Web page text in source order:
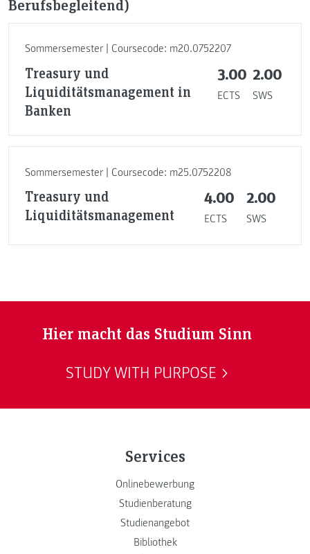
Berufsbegleitend)
Sommersemester | Coursecode: m20.0752207
Treasury und
Liquiditätsmanagement in
Banken
3.00
ECTS
2.00
SWS
Sommersemester | Coursecode: m25.0752208
Treasury und
Liquiditätsmanagement
4.00
ECTS
2.00
SWS
Hier macht das Studium Sinn
STUDY WITH PURPOSE
Services
Onlinebewerbung
Studienberatung
Studienangebot
Bibliothek